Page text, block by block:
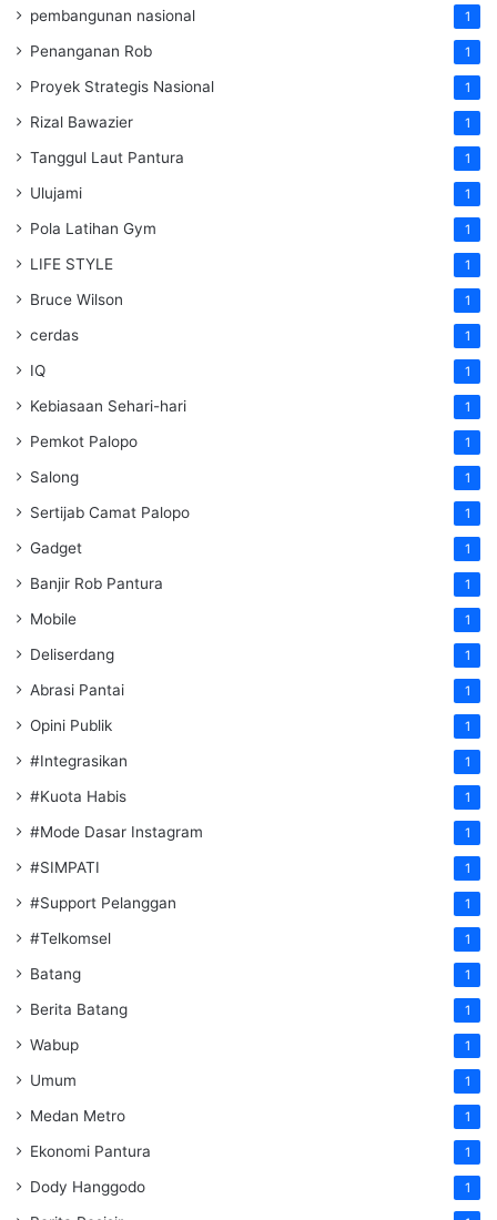
pembangunan nasional 1
Penanganan Rob 1
Proyek Strategis Nasional 1
Rizal Bawazier 1
Tanggul Laut Pantura 1
Ulujami 1
Pola Latihan Gym 1
LIFE STYLE 1
Bruce Wilson 1
cerdas 1
IQ 1
Kebiasaan Sehari-hari 1
Pemkot Palopo 1
Salong 1
Sertijab Camat Palopo 1
Gadget 1
Banjir Rob Pantura 1
Mobile 1
Deliserdang 1
Abrasi Pantai 1
Opini Publik 1
#Integrasikan 1
#Kuota Habis 1
#Mode Dasar Instagram 1
#SIMPATI 1
#Support Pelanggan 1
#Telkomsel 1
Batang 1
Berita Batang 1
Wabup 1
Umum 1
Medan Metro 1
Ekonomi Pantura 1
Dody Hanggodo 1